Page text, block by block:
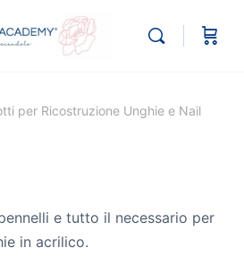
per Ricostruzione Unghie e Nail
e tutto il necessario per
in acrilico.